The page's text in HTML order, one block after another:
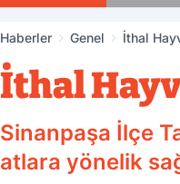
Haberler Genel İthal
İthal
Sinanpaşa İlçe
atlara yönelik